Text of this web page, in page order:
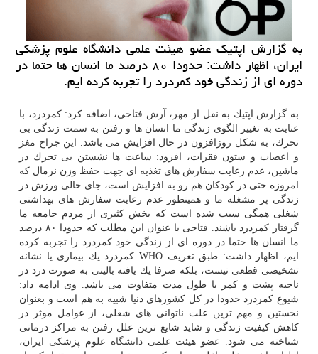
به گزارش اپتیك عضو هیئت علمی دانشگاه علوم پزشكی
ایران، اظهار داشت: حدودا ۸۰ درصد ما انسان ها حتما در
دوره ای از زندگی خود كمردرد را تجربه كرده ایم.
به گزارش اپتیك به نقل از مهر، آرش فتاحی، اضافه كرد: كمردرد، با
عنایت به تغییر الگوی زندگی ما انسان ها و رفتن به سمت زندگی بی
تحرك، به شكل روزافزون در حال افزایش می باشد. این جراح مغز
و اعصاب و ستون فقرات، افزود: ساعت ها نشستن بی تحرك در
ماشین، عدم رعایت سفارش های تغذیه ای جهت حفظ وزن نرمال كه
امروزه حتی در كودكان هم رو به افزایش است، جای خالی ورزش در
زندگی پر مشغله ما و همینطور عدم رعایت سفارش های بهداشتی
شغلی همگی سبب شده است كه بخش كثیری از مردم جامعه ما
گرفتار كمردرد باشند. فتاحی با عنوان این مطلب كه حدودا ۸۰ درصد
ما انسان ها حتما در دوره ای از زندگی خود كمردرد را تجربه كرده
ایم، اظهار داشت: طبق تعریف WHO كمردرد یك بیماری یا نشانه
تشخیصی قطعی نیست، بلكه صرفا یك یافته بالینی به صورت درد در
ناحیه پشت و كمر با طول مدت متفاوت می باشد. وی ادامه داد:
شیوع كمردرد حدودا در كل كشورهای دنیا شبیه به هم است و بعنوان
نخستین و مهم ترین علت ناتوانی های شغلی، از عوامل موثر در
كاهش كیفیت زندگی و شاید شایع ترین علل رفتن به مراكز درمانی
شناخته می شود. عضو هیئت علمیدانشگاه علوم پزشكی ایران،